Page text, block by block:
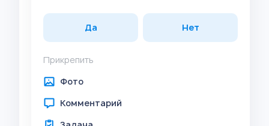
Да Нет
Прикрепить
Фото
Комментарий